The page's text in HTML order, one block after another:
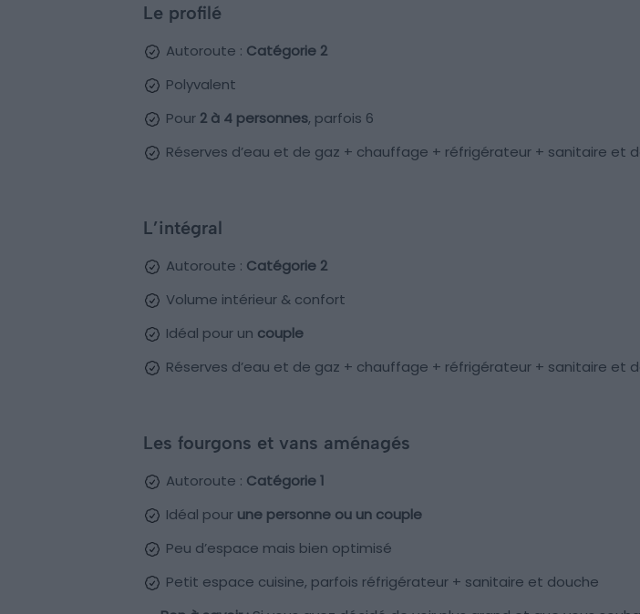
Le profilé
Autoroute : Catégorie 2
Polyvalent
Pour 2 à 4 personnes, parfois 6
Réserves d’eau et de gaz + chauffage + réfrigérateur + sanitaire et
L’intégral
Autoroute : Catégorie 2
Volume intérieur & confort
Idéal pour un couple
Réserves d’eau et de gaz + chauffage + réfrigérateur + sanitaire et
Les fourgons et vans aménagés
Autoroute : Catégorie 1
Idéal pour une personne ou un couple
Peu d’espace mais bien optimisé
Petit espace cuisine, parfois réfrigérateur + sanitaire et douche